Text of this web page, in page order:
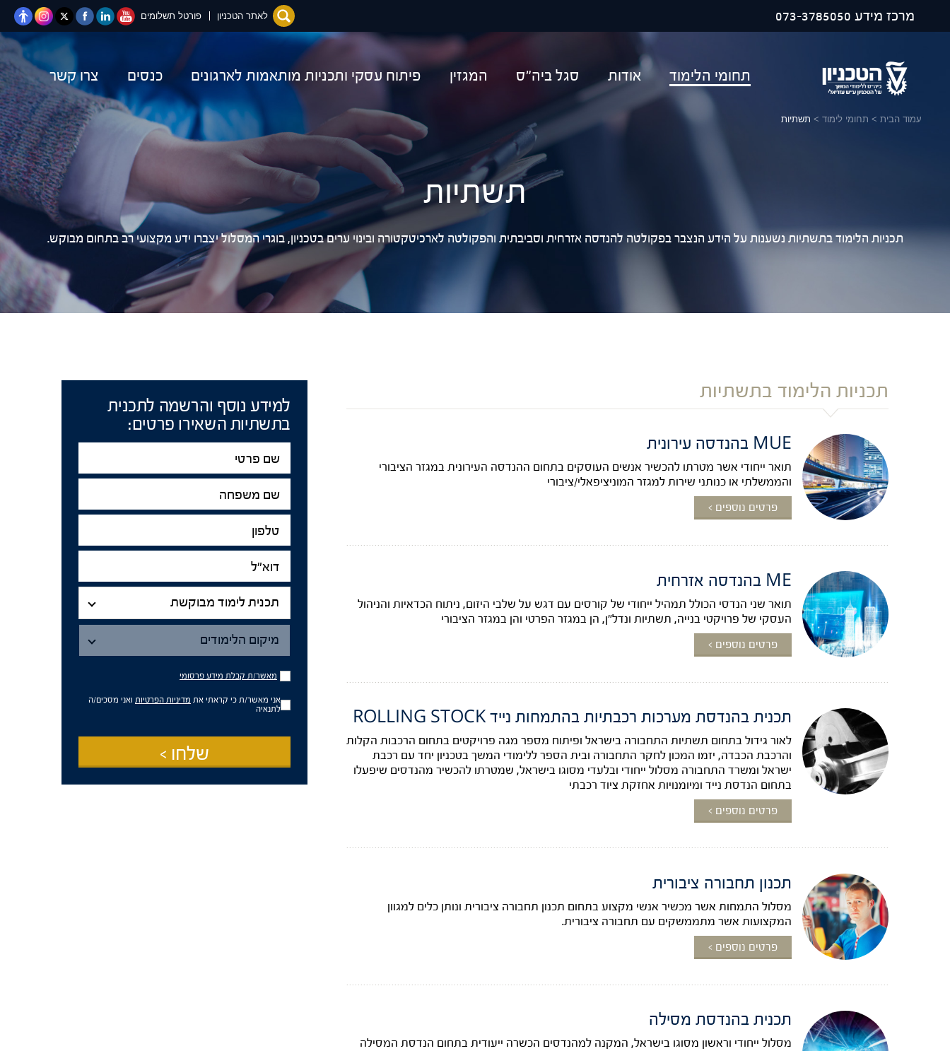
תחומי הלימוד אודות סגל ביה"ס המגזין פיתוח עסקי ותכניות מותאמות לארגונים כנסים צרו קשר
לאתר הטכניון פורטל תשלומים יוטיוב לינקדאיןפייסבוקטוויטרInstagram מרכז מידע
עמוד הבית > תחומי לימוד > תשתיות
תשתיות
תכניות הלימוד בתשתיות נשענות על הידע הנצבר בפקולטה להנדסה אזרחית וסביבתית והפקולטה לארכיטקטורה ובינוי ערים בטכניון, בוגרי המסלול יצברו ידע מקצועי רב בתחום מבוקש.
תכניות הלימוד בתשתיות
MUE בהנדסה עירונית
תואר ייחודי אשר מטרתו להכשיר אנשים העוסקים בתחום ההנדסה העירונית במגזר הציבורי
והממשלתי או כנותני שירות למגזר המוניציפאלי/ציבורי
פרטים נוספים >
ME בהנדסה אזרחית
תואר שני הנדסי הכולל תמהיל ייחודי של קורסים עם דגש על שלבי היזום, ניתוח הכדאיות והניהול
העסקי של פרויקטי בנייה, תשתיות ונדל"ן, הן במגזר הפרטי והן במגזר הציבורי
פרטים נוספים >
תכנית בהנדסת מערכות רכבתיות בהתמחות נייד ROLLING STOCK
לאור גידול בתחום תשתיות התחבורה בישראל ופיתוח מספר מגה פרויקטים בתחום הרכבות הקלות
והרכבת הכבדה, יזמו המכון לחקר התחבורה ובית הספר ללימודי המשך בטכניון יחד עם רכבת
ישראל ומשרד התחבורה מסלול ייחודי ובלעדי מסוגו בישראל, שמטרתו להכשיר מהנדסים שיפעלו
בתחום הנדסת נייד ומיומנויות אחזקת ציוד רכבתי
פרטים נוספים >
תכנון תחבורה ציבורית
מסלול התמחות אשר מכשיר אנשי מקצוע בתחום תכנון תחבורה ציבורית ונותן כלים למגוון
המקצועות אשר מתממשקים עם תחבורה ציבורית.
פרטים נוספים >
תכנית בהנדסת מסילה
מסלול ייחודי וראשון מסוגו בישראל, המקנה למהנדסים הכשרה ייעודית בתחום הנדסת המסילה
למידע נוסף והרשמה לתכנית
בתשתיות השאירו פרטים:
שם
פרטי
שם
משפחה
טלפון
דוא"ל
תכנית
תכנית לימוד מבוקשת
מיקום
הלימודים
מיקום הלימודים
מאשר/ת
קבלת
פרסומי
מאשר/ת קבלת מידע פרסומי
אני מאשר/ת כי קראתי את מדיניות הפרטיות ואני מסכים/ה
לתנאיה
שלחו >